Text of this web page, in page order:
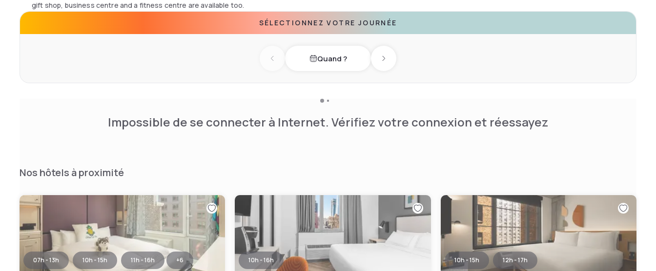
gift shop, business centre and a fitness centre are available too.
SÉLECTIONNEZ VOTRE JOURNÉE
Previous dayQuand ? Next day
Impossible de se connecter à Internet. Vérifiez votre connexion et réessayez
Nos hôtels à proximité
07h - 13h 10h - 15h 11h - 16h +6 10h - 16h 10h - 15h 12h - 17h